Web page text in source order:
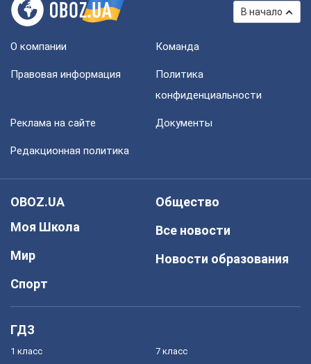
В начало
О компании Команда
Правовая информация
Политика
конфиденциальности
Реклама на сайте Документы
Редакционная политика
OBOZ.UA
Моя Школа
Мир
Спорт
Общество
Все новости
Новости образования
ГДЗ
1 класс 7 класс